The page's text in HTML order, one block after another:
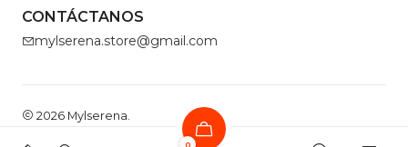
0
CONTÁCTANOS
mylserena.store@gmail.com
2026 Mylserena.
Todos los derechos reservados.Desarrollado por